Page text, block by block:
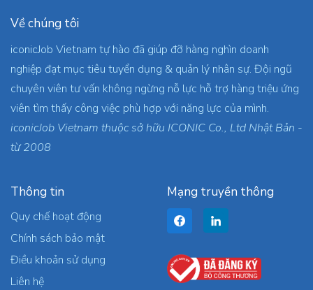
Về chúng tôi
iconicJob Vietnam tự hào đã giúp đỡ hàng nghìn doanh
nghiệp đạt mục tiêu tuyển dụng & quản lý nhân sự. Đội ngũ
chuyên viên tư vấn không ngừng nỗ lực hỗ trợ hàng triệu ứng
viên tìm thấy công việc phù hợp với năng lực của mình.
iconicJob Vietnam thuộc sở hữu ICONIC Co., Ltd Nhật Bản -
từ 2008
Thông tin
Quy chế hoạt động
Chính sách bảo mật
Điều khoản sử dụng
Liên hệ
Mạng truyền thông